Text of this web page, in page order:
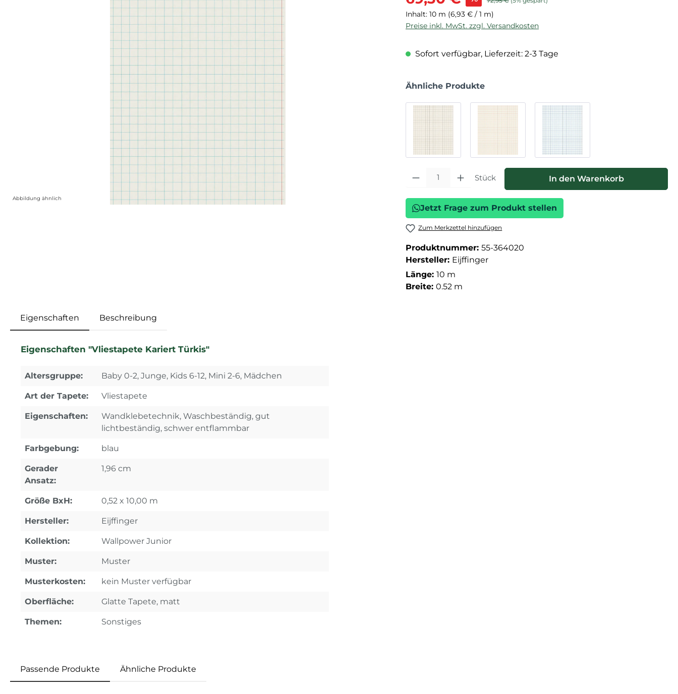
Abbildung ähnlich
Inhalt: 10 m (6,93 € / 1 m)
Preise inkl. MwSt. zzgl. Versandkosten
Sofort verfügbar, Lieferzeit: 2-3 Tage
Ähnliche Produkte
Produkt Anzahl: Gib den gewünschten Wert ein oder benutze die
Stück In den Warenkorb
Jetzt Frage zum Produkt stellen
Zum Merkzettel hinzufügen
Produktnummer: 55-364020
Hersteller: Eijffinger
Länge: 10 m
Breite: 0.52 m
Eigenschaften Beschreibung
Eigenschaften "Vliestapete Kariert Türkis"
Altersgruppe: Baby 0-2, Junge, Kids 6-12, Mini 2-6, Mädchen
Art der Tapete: Vliestapete
Eigenschaften:
Wandklebetechnik, Waschbeständig, gut
lichtbeständig, schwer entflammbar
Farbgebung: blau
Gerader
Ansatz:
1,96 cm
Größe BxH: 0,52 x 10,00 m
Hersteller: Eijffinger
Kollektion: Wallpower Junior
Muster: Muster
Musterkosten: kein Muster verfügbar
Oberfläche: Glatte Tapete, matt
Themen: Sonstiges
Passende Produkte Ähnliche Produkte